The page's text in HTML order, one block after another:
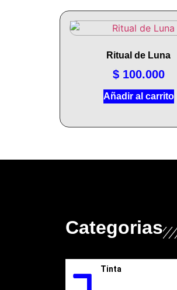
Ritual de Luna
$100.000
Añadir al carrito
Categorias
Tinta